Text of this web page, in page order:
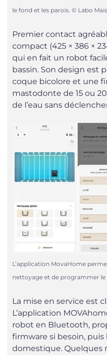
le fond et les parois. © Labo
Premier contact
compact (425 × 386 ×
qui en fait un robot
bassin. Son design est
coque bicolore et une
mastodonte de 15 ou
de l’eau sans
L’application MovaHome
nettoyage et de programmer le
La mise en service est
L’application
robot en Bluetooth,
firmware si besoin, puis
domestique. Quelques